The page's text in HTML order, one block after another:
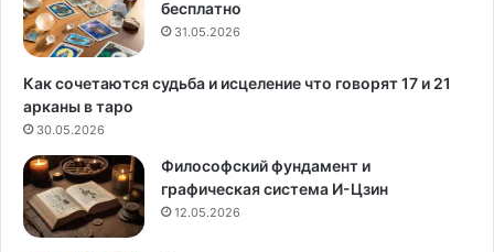
е
с
ц
бесплатно
31.05.2026
Как сочетаются судьба и исцеление что говорят 17 и 21
арканы в таро
30.05.2026
Философский фундамент и
графическая система И-Цзин
12.05.2026